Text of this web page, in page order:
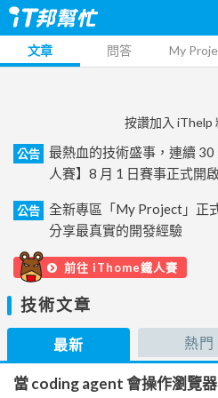
文章 問答 My
按讚加入 iThelp
公告
最熱血的技術盛事，連續
人賽】8 月 1 日賽事正式開啟
公告
全新專區「My Project」正
分享最真實的開發經驗
前往 iThome鐵人賽
技術文章
最新 熱門
當 coding agent 會操作瀏覽